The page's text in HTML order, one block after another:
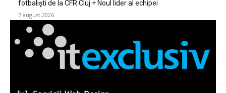
fotbaliști de la CFR Cluj + Noul lider al echipei
7 august 2026